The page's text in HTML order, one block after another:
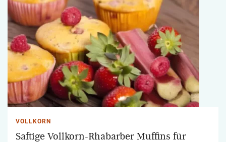
VOLLKORN
Saftige Vollkorn-Rhabarber Muffins für